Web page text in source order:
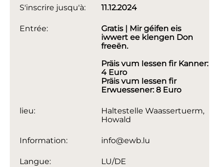
S'inscrire jusqu'à: 11.12.2024
Entrée:
Gratis | Mir géifen eis
iwwert ee klengen Don
freeën.
Präis vum Iessen fir Kanner:
4 Euro
Präis vum Iessen fir
Erwuessener: 8 Euro
lieu:
Haltestelle Waassertuerm,
Howald
Information: info@ewb.lu
Langue: LU/DE